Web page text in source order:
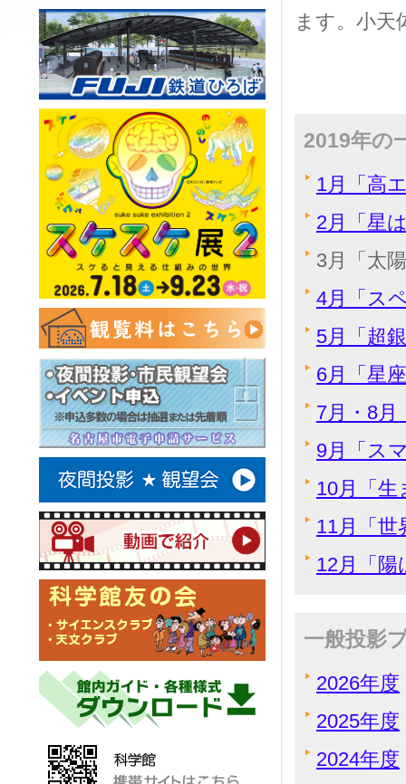
ます。小天
2019年の
1月「高
2月「星
3月「太
4月「ス
5月「超
6月「星
7月・8月
9月「ス
10月「生
11月「世
12月「
一般投影
2026年度
2025年度
2024年度